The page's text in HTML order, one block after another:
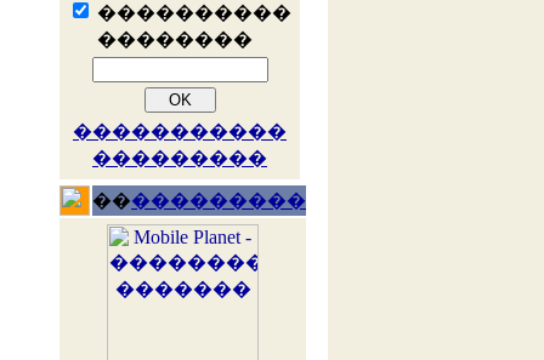
����������
��������
�����������
���������
�����������